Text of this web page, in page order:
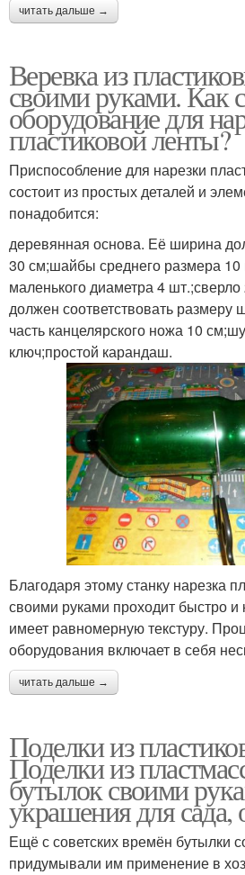
читать дальше →
Веревка из
своими руками. Как
оборудование для
пластиковой ленты?
Приспособление для нарезки
состоит из простых деталей и
понадобится:
деревянная основа. Её ширина
30 см;шайбы среднего размера
маленького диаметра 4
должен соответствовать
часть канцелярского ножа 10
ключ;простой карандаш.
Благодаря этому станку нарезка
своими руками проходит быстро и
имеет равномерную текстуру.
оборудования включает в себя
читать дальше →
Поделки из
Поделки из
бутылок своими
украшения для сада,
Ещё с советских времён бутылки
придумывали им применение в